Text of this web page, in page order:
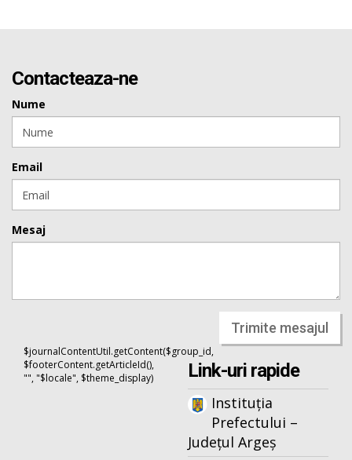
Contacteaza-ne
Nume
Email
Mesaj
Trimite mesajul
$journalContentUtil.getContent($group_id,
$footerContent.getArticleId(),
"", "$locale", $theme_display)
Link-uri rapide
Instituția
Prefectului –
Județul Argeș